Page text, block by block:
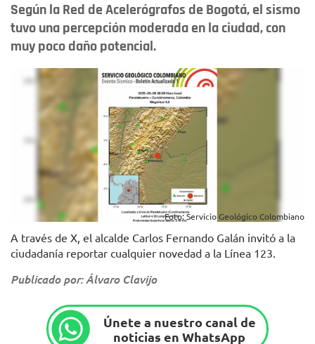
Según la Red de Acelerógrafos de Bogotá, el sismo
tuvo una percepción moderada en la ciudad, con
muy poco daño potencial.
Foto: Servicio Geológico Colombiano
A través de X, el alcalde Carlos Fernando Galán invitó a la
ciudadanía reportar cualquier novedad a la Línea 123.
Publicado por: Álvaro Clavijo
Únete a nuestro canal de
noticias en WhatsApp